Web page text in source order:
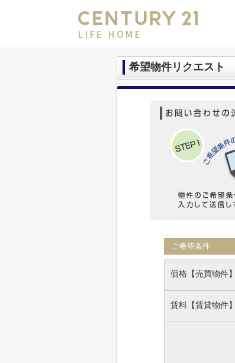
LIFE HOME
希望物件リクエスト
ご希望条件
価格【売買物件】
賃料【賃貸物件】